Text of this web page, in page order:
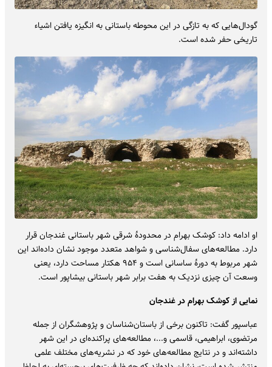
گودال‌هایی که به تازگی در این محوطه باستانی به انگیزه یافتن اشیاء
تاریخی حفر شده است.
او ادامه داد: کوشک بهرام در محدودۀ شرقی شهر باستانی غندجان قرار
دارد. مطالعه‌های سفال‌شناسی و شواهد متعدد موجود نشان داده‌اند این
شهر مربوط به دورۀ ساسانی است و ۹۵۴ هکتار مساحت دارد، یعنی
وسعت آن چیزی نزدیک به هفت برابر شهر باستانی بیشاپور است.
نمایی از کوشک بهرام در غندجان
عباسپور گفت: تاکنون برخی از باستان‌شناسان و پژوهشگران از جمله
مرتضوی، ابراهیمی، قاسمی و...، مطالعه‌های پراکنده‌ای در این شهر
داشته‌اند و در نتایج مطالعه‌های خود که در نشریه‌های مختلف علمی